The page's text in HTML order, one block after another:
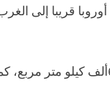
قريبا إلى